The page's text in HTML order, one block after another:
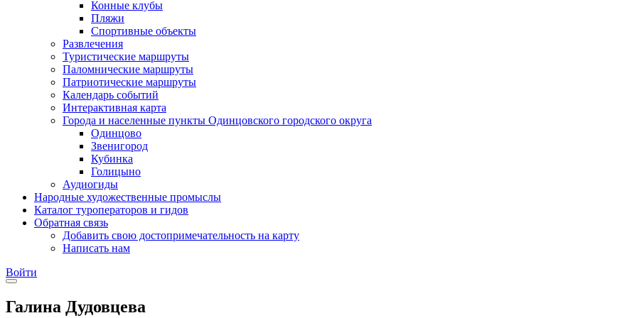
Конные клубы
Пляжи
Спортивные объекты
Развлечения
Туристические маршруты
Паломнические маршруты
Патриотические маршруты
Календарь событий
Интерактивная карта
Города и населенные пункты Одинцовского городского округа
Одинцово
Звенигород
Кубинка
Голицыно
Аудиогиды
Народные художественные промыслы
Каталог туроператоров и гидов
Обратная связь
Добавить свою достопримечательность на карту
Написать нам
Войти
Галина Дудовцева